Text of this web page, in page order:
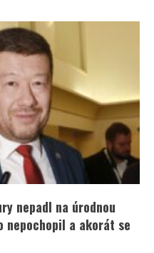
nepadl na úrodnou
nepochopil a akorát se